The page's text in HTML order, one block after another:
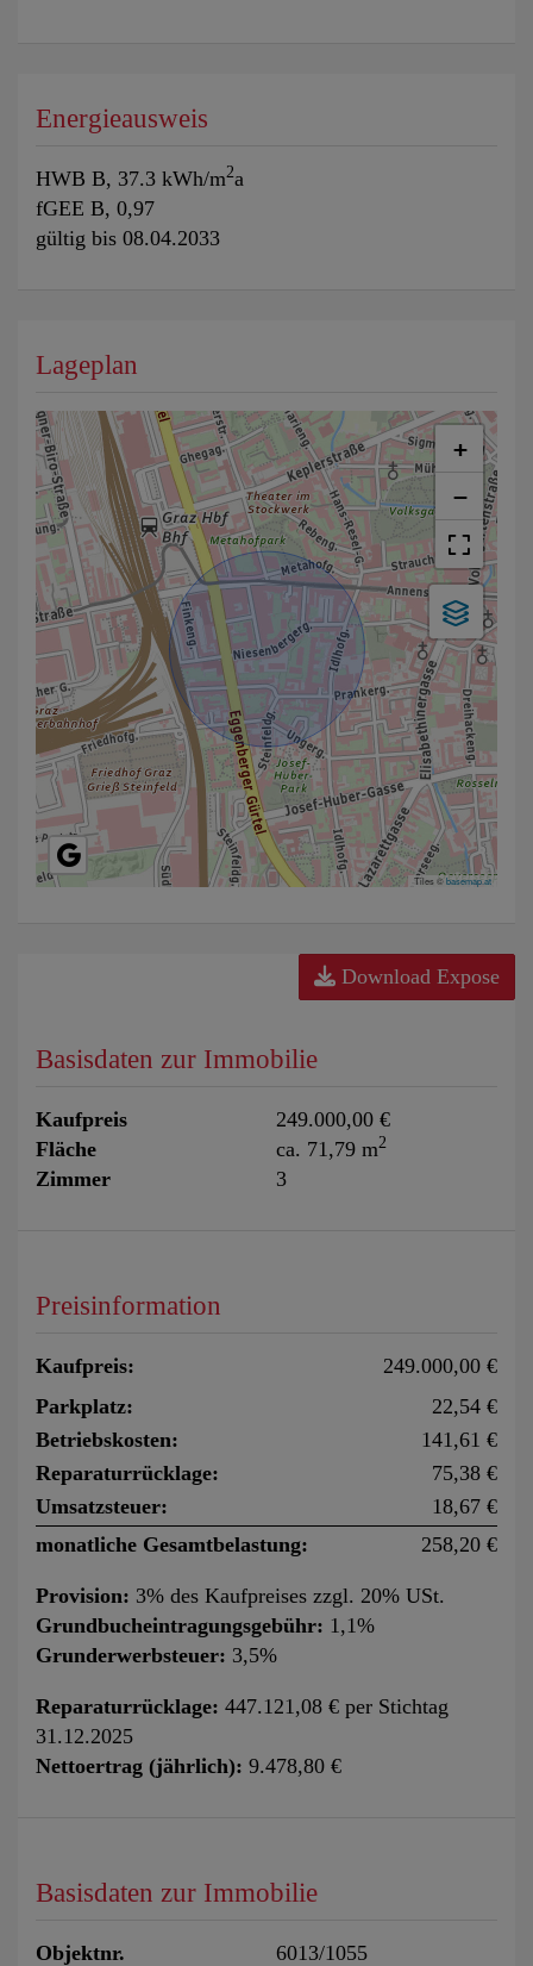
Energieausweis
HWB B, 37.3 kWh/m2a
fGEE B, 0,97
gültig bis 08.04.2033
Lageplan
+
−
Tiles ©basemap.at
Download Expose
Basisdaten zur Immobilie
Kaufpreis
249.000,00 €
Fläche
ca. 71,79 m2
Zimmer 3
Preisinformation
Kaufpreis:
249.000,00 €
Parkplatz:
22,54 €
Betriebskosten:
141,61 €
Reparaturrücklage:
75,38 €
Umsatzsteuer:
18,67 €
monatliche Gesamtbelastung:
258,20 €
Provision: 3% des Kaufpreises zzgl. 20% USt.
Grundbucheintragungsgebühr: 1,1%
Grunderwerbsteuer: 3,5%
Reparaturrücklage: 447.121,08 € per Stichtag
31.12.2025
Nettoertrag (jährlich): 9.478,80 €
Basisdaten zur Immobilie
Objektnr.
6013/1055